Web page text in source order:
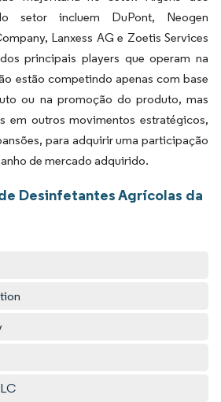
setor incluem DuPont, Neogen
Lanxess AG e Zoetis Services
principais players que operam na
estão competindo apenas com base
ou na promoção do produto, mas
em outros movimentos estratégicos,
para adquirir uma participação
de mercado adquirido.
Desinfetantes Agrícolas da